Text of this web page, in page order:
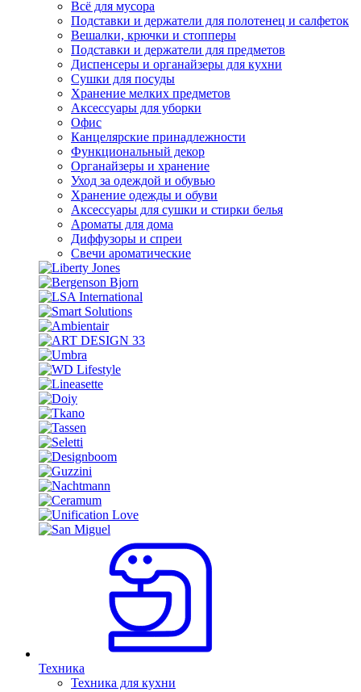
Всё для мусора
Подставки и держатели для полотенец и салфеток
Вешалки, крючки и стопперы
Подставки и держатели для предметов
Диспенсеры и органайзеры для кухни
Сушки для посуды
Хранение мелких предметов
Аксессуары для уборки
Офис
Канцелярские принадлежности
Функциональный декор
Органайзеры и хранение
Уход за одеждой и обувью
Хранение одежды и обуви
Аксессуары для сушки и стирки белья
Ароматы для дома
Диффузоры и спреи
Свечи ароматические
Техника
Техника для кухни